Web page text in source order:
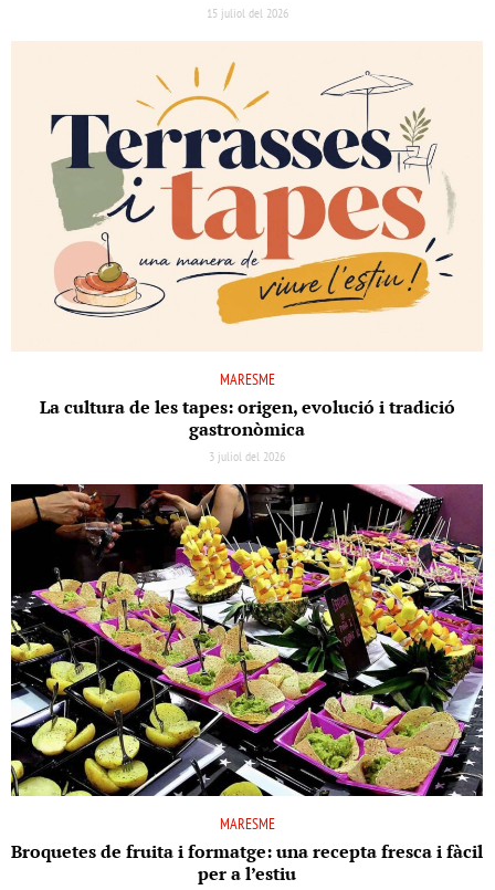
15 juliol del 2026
MARESME
La cultura de les tapes: origen, evolució i tradició
gastronòmica
3 juliol del 2026
MARESME
Broquetes de fruita i formatge: una recepta fresca i fàcil
per a l’estiu